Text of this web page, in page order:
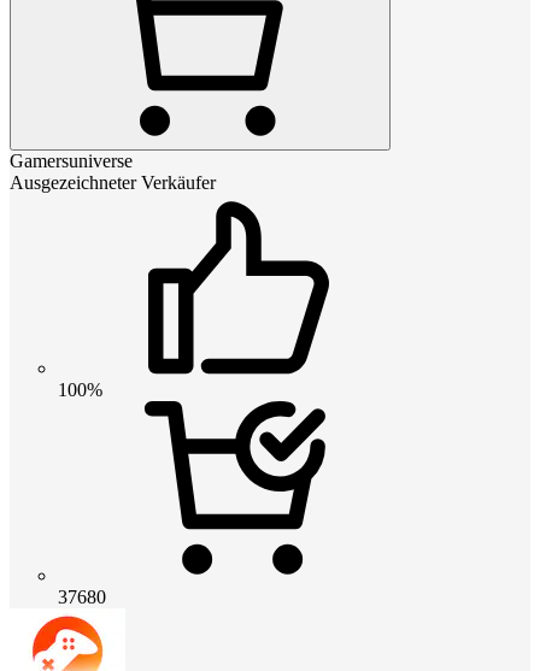
Gamersuniverse
Ausgezeichneter Verkäufer
100%
37680